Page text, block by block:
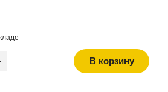
В корзину